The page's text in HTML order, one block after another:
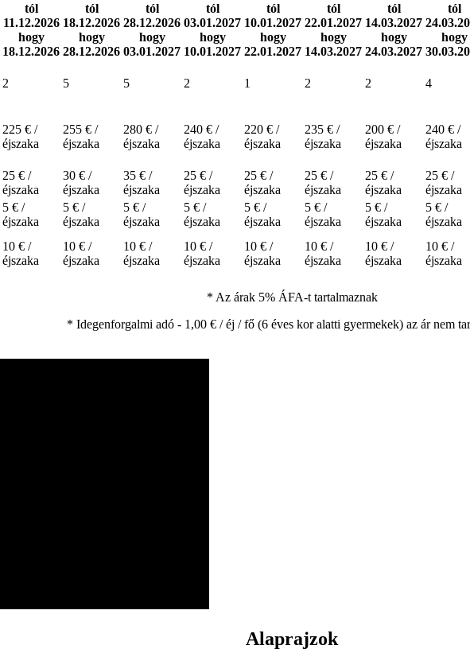
tól
11.12.2026
hogy
18.12.2026
tól
18.12.2026
hogy
28.12.2026
tól
28.12.2026
hogy
03.01.2027
tól
03.01.2027
hogy
10.01.2027
tól
10.01.2027
hogy
22.01.2027
tól
22.01.2027
hogy
14.03.2027
tól
14.03.2027
hogy
24.03.2027
tól
hogy
2 5 5 2 1 2 2 4
225 € /
éjszaka
255 € /
éjszaka
280 € /
éjszaka
240 € /
éjszaka
220 € /
éjszaka
235 € /
éjszaka
200 € /
éjszaka
240 € /
éjszaka
25 € /
éjszaka
30 € /
éjszaka
35 € /
éjszaka
25 € /
éjszaka
25 € /
éjszaka
25 € /
éjszaka
25 € /
éjszaka
25 € /
éjszaka
5 € /
éjszaka
5 € /
éjszaka
5 € /
éjszaka
5 € /
éjszaka
5 € /
éjszaka
5 € /
éjszaka
5 € /
éjszaka
5 € /
éjszaka
10 € /
éjszaka
10 € /
éjszaka
10 € /
éjszaka
10 € /
éjszaka
10 € /
éjszaka
10 € /
éjszaka
10 € /
éjszaka
10 € /
éjszaka
* Az árak 5% ÁFA-t tartalmaznak
* Idegenforgalmi adó - 1,00 € / éj / fő (6 éves kor alatti gyermekek) az ár nem
Alaprajzok